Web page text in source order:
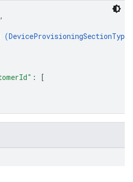
,
(DeviceProvisioningSectionType
:
[